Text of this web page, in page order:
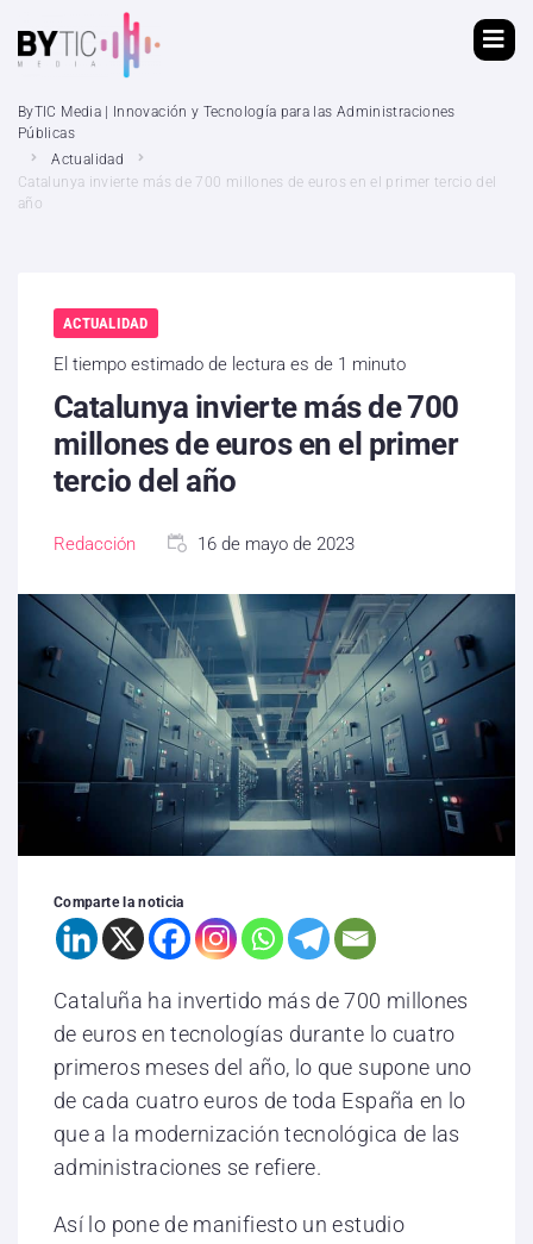
ByTIC Media | Innovación y Tecnología para las Administraciones
Públicas
Actualidad
Catalunya invierte más de 700 millones de euros en el primer tercio del
año
ACTUALIDAD
El tiempo estimado de lectura es de 1 minuto
Catalunya invierte más de 700
millones de euros en el primer
tercio del año
Redacción 16 de mayo de 2023
Comparte la noticia
Cataluña ha invertido más de 700 millones
de euros en tecnologías durante lo cuatro
primeros meses del año, lo que supone uno
de cada cuatro euros de toda España en lo
que a la modernización tecnológica de las
administraciones se refiere.
Así lo pone de manifiesto un estudio